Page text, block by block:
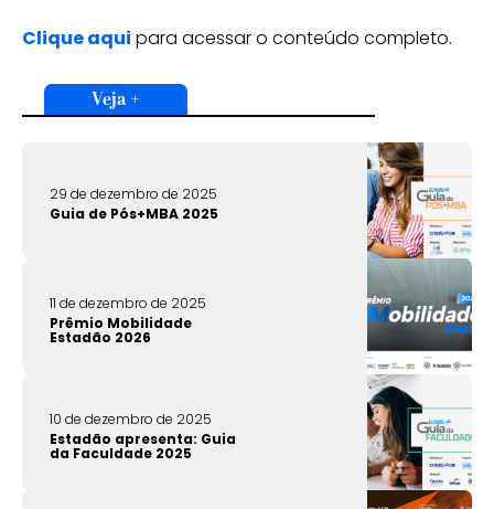
Clique aqui para acessar o conteúdo completo.
Veja +
29 de dezembro de 2025
Guia de Pós+MBA 2025
11 de dezembro de 2025
Prêmio Mobilidade
Estadão 2026
10 de dezembro de 2025
Estadão apresenta: Guia
da Faculdade 2025